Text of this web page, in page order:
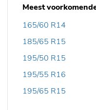
Meest
165/60 R14
185/65 R15
195/50 R15
195/55 R16
195/65 R15